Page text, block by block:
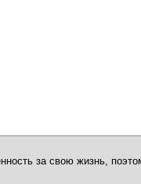
за свою жизнь,